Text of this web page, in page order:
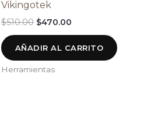
Vikingotek
$510.00 $470.00
AÑADIR AL CARRITO
Herramientas